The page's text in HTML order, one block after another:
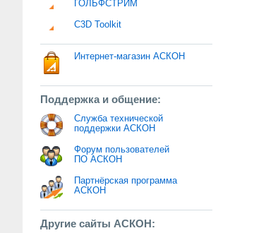
ГОЛЬФСТРИМ
C3D Toolkit
Интернет-магазин АСКОН
Поддержка и общение:
Служба технической
поддержки АСКОН
Форум пользователей
ПО АСКОН
Партнёрская программа
АСКОН
Другие сайты АСКОН: